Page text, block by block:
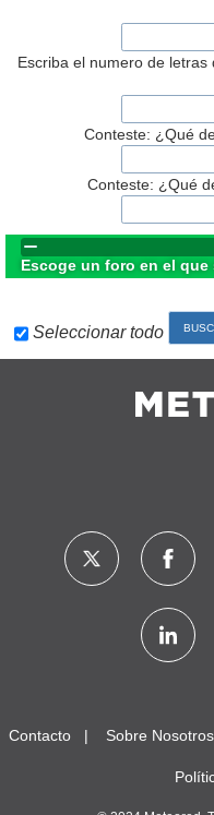
Escriba el numero de
Conteste: ¿Qué
Conteste: ¿Qué
Escoge un foro en el
Seleccionar todo
Contacto Sobre Nosotros